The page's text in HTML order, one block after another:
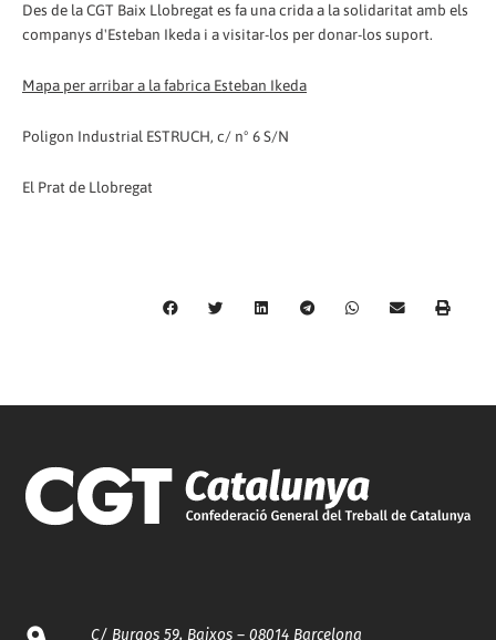
Des de la CGT Baix Llobregat es fa una crida a la solidaritat amb els
companys d'Esteban Ikeda i a visitar-los per donar-los suport.
Mapa per arribar a la fabrica Esteban Ikeda
Poligon Industrial ESTRUCH, c/ nº 6 S/N
El Prat de Llobregat
C/ Burgos 59, Baixos – 08014 Barcelona